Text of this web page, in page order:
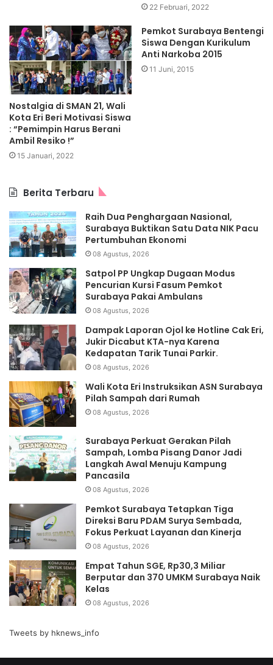
22 Februari, 2022
Nostalgia di SMAN 21, Wali
Kota Eri Beri Motivasi Siswa
: “Pemimpin Harus Berani
Ambil Resiko !”
15 Januari, 2022
Pemkot Surabaya Bentengi
Siswa Dengan Kurikulum
Anti Narkoba 2015
11 Juni, 2015
Berita Terbaru
Raih Dua Penghargaan Nasional,
Surabaya Buktikan Satu Data NIK Pacu
Pertumbuhan Ekonomi
08 Agustus, 2026
Satpol PP Ungkap Dugaan Modus
Pencurian Kursi Fasum Pemkot
Surabaya Pakai Ambulans
08 Agustus, 2026
Dampak Laporan Ojol ke Hotline Cak Eri,
Jukir Dicabut KTA-nya Karena
Kedapatan Tarik Tunai Parkir.
08 Agustus, 2026
Wali Kota Eri Instruksikan ASN Surabaya
Pilah Sampah dari Rumah
08 Agustus, 2026
Surabaya Perkuat Gerakan Pilah
Sampah, Lomba Pisang Danor Jadi
Langkah Awal Menuju Kampung
Pancasila
08 Agustus, 2026
Pemkot Surabaya Tetapkan Tiga
Direksi Baru PDAM Surya Sembada,
Fokus Perkuat Layanan dan Kinerja
08 Agustus, 2026
Empat Tahun SGE, Rp30,3 Miliar
Berputar dan 370 UMKM Surabaya Naik
Kelas
08 Agustus, 2026
Tweets by hknews_info